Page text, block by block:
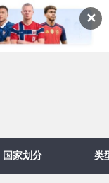
✕
国家划分 类